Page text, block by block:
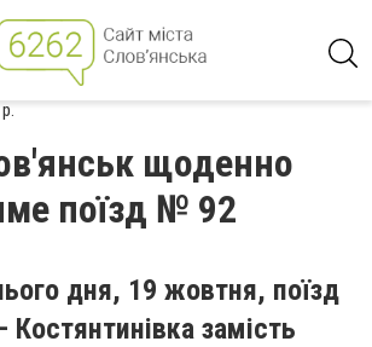
щоденно
поїзд № 92
дня, 19 жовтня, поїзд
замість